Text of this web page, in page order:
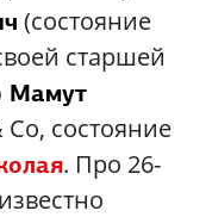
(состояние
старшей
Мамут
состояние
. Про 26-
известно